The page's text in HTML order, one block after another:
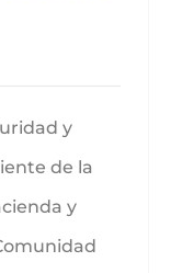
y
de la
y